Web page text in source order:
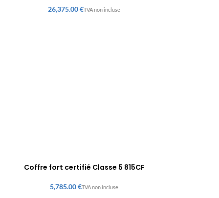
€
Coffre fort certifié Classe 5 815CF
€